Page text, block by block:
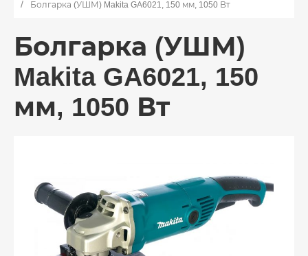
Болгарка (УШМ) Makita GA6021, 150 мм, 1050 Вт
Болгарка (УШМ)
Makita GA6021, 150
мм, 1050 Вт